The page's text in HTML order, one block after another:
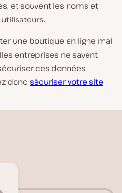
et souvent les noms et
une boutique en ligne mal
entreprises ne savent
ces données
donc sécuriser votre site